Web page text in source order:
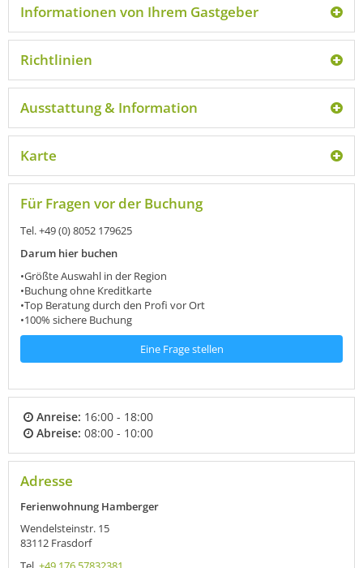
Informationen von Ihrem Gastgeber
Richtlinien
Ausstattung & Information
Karte
Für Fragen vor der Buchung
Tel. +49 (0) 8052 179625
Darum hier buchen
•Größte Auswahl in der Region
•Buchung ohne Kreditkarte
•Top Beratung durch den Profi vor Ort
•100% sichere Buchung
Eine Frage stellen
Anreise: 16:00 - 18:00
Abreise: 08:00 - 10:00
Adresse
Ferienwohnung Hamberger
Wendelsteinstr. 15
83112 Frasdorf